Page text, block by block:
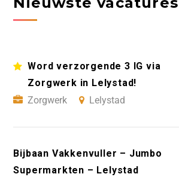
Word verzorgende 3 IG via
Zorgwerk in Lelystad!
Zorgwerk
Lelystad
Bijbaan Vakkenvuller – Jumbo
Supermarkten – Lelystad